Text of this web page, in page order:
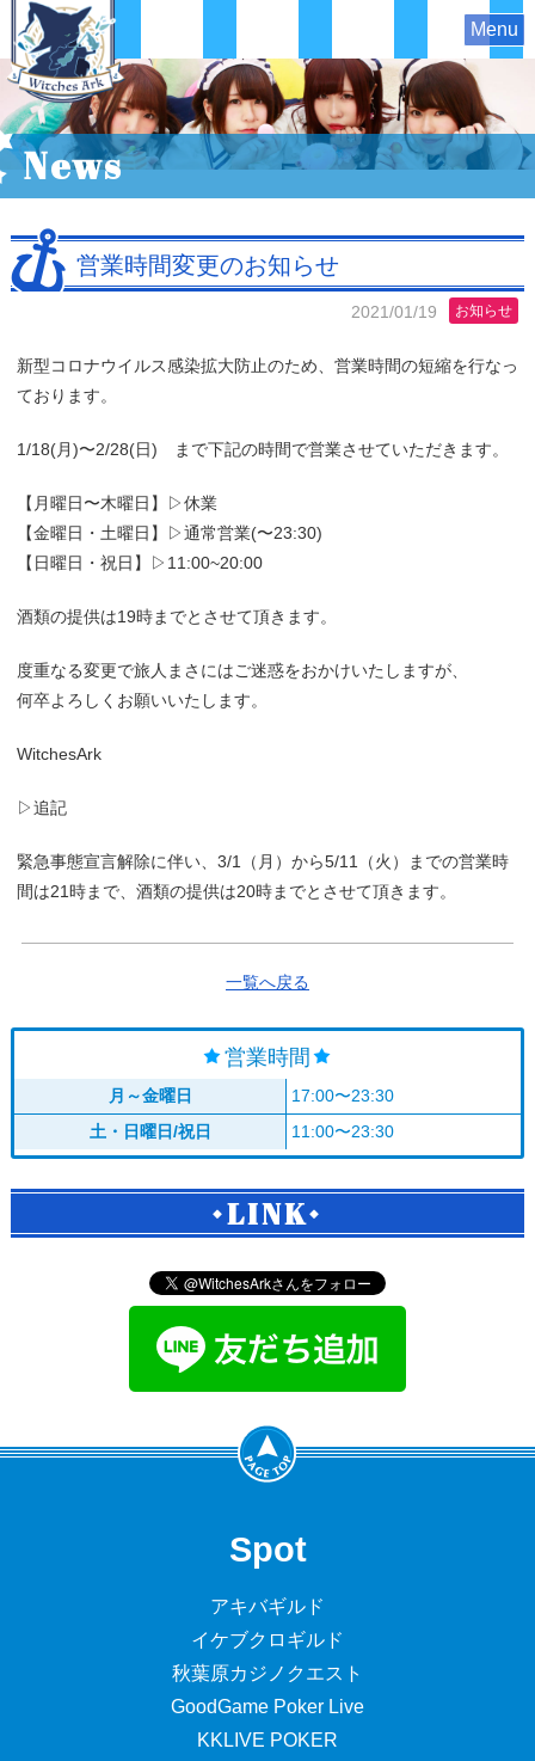
Menu
News
営業時間変更のお知らせ
2021/01/19 お知らせ
新型コロナウイルス感染拡大防止のため、営業時間の短縮を行なっ
ております。
1/18(月)〜2/28(日) まで下記の時間で営業させていただきます。
【月曜日〜木曜日】▷休業
【金曜日・土曜日】▷通常営業(〜23:30)
【日曜日・祝日】▷11:00~20:00
酒類の提供は19時までとさせて頂きます。
度重なる変更で旅人まさにはご迷惑をおかけいたしますが、
何卒よろしくお願いいたします。
WitchesArk
▷追記
緊急事態宣言解除に伴い、3/1（月）から5/11（火）までの営業時
間は21時まで、酒類の提供は20時までとさせて頂きます。
一覧へ戻る
営業時間
月～金曜日
17:00〜23:30
土・日曜日/祝日
11:00〜23:30
LINK
Spot
アキバギルド
イケブクロギルド
秋葉原カジノクエスト
GoodGame Poker Live
KKLIVE POKER